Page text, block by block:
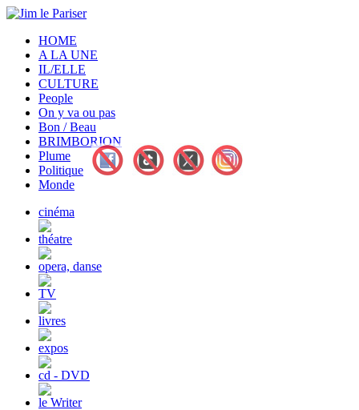
HOME
A LA UNE
IL/ELLE
CULTURE
People
On y va ou pas
Bon / Beau
BRIMBORION
Plume
Politique
Monde
cinéma
théatre
opera, danse
TV
livres
expos
cd - DVD
le Writer